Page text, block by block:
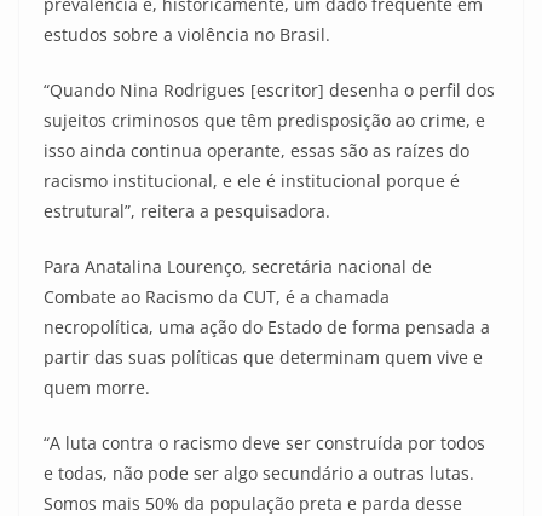
estudos sobre a violência no Brasil.
“Quando Nina Rodrigues [escritor] desenha o perfil dos
sujeitos criminosos que têm predisposição ao crime, e
isso ainda continua operante, essas são as raízes do
racismo institucional, e ele é institucional porque é
estrutural”, reitera a pesquisadora.
Para Anatalina Lourenço, secretária nacional de
Combate ao Racismo da CUT, é a chamada
necropolítica, uma ação do Estado de forma pensada a
partir das suas políticas que determinam quem vive e
quem morre.
“A luta contra o racismo deve ser construída por todos
e todas, não pode ser algo secundário a outras lutas.
Somos mais 50% da população preta e parda desse